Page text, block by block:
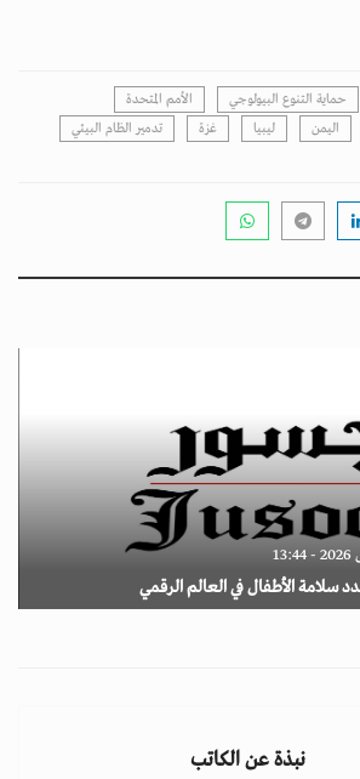
حماية التنوع البيولوجي
الأمم المتحدة
اليمن ليبيا غزة
تدمير الظام البيئي
سلامة الأطفال في العالم الرقمي
نبذة عن الكاتب